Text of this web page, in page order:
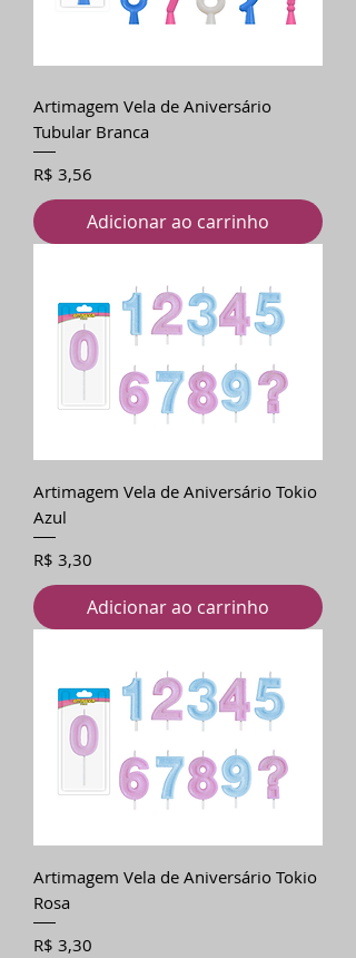
Artimagem Vela de Aniversário
Tubular Branca
Preço
R$ 3,56
Adicionar ao carrinho
Artimagem Vela de Aniversário Tokio
Azul
Preço
R$ 3,30
Adicionar ao carrinho
Artimagem Vela de Aniversário Tokio
Rosa
Preço
R$ 3,30